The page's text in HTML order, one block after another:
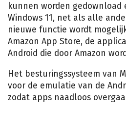
kunnen worden
Windows 11, net als alle
nieuwe functie wordt
Amazon App Store, de
Android die door Amazon
Het besturingssysteem van
voor de emulatie van de
zodat apps naadloos